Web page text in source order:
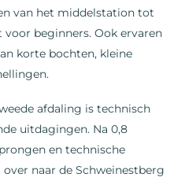
van het middelstation tot
voor beginners. Ook ervaren
korte bochten, kleine
afdaling is technisch
uitdagingen. Na 0,8
en technische
naar de Schweinestberg